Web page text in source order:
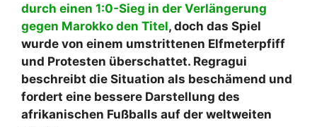
durch einen 1:0-Sieg in der Verlängerung
gegen Marokko den Titel, doch das Spiel
wurde von einem umstrittenen Elfmeterpfiff
und Protesten überschattet. Regragui
beschreibt die Situation als beschämend und
fordert eine bessere Darstellung des
afrikanischen Fußballs auf der weltweiten